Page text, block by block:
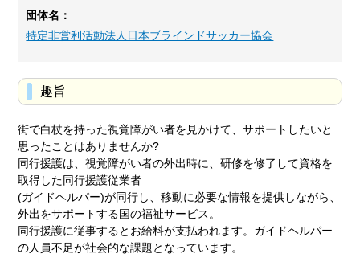
団体名：
特定非営利活動法人日本ブラインドサッカー協会
趣旨
街で白杖を持った視覚障がい者を見かけて、サポートしたいと
思ったことはありませんか?
同行援護は、視覚障がい者の外出時に、研修を修了して資格を
取得した同行援護従業者
(ガイドヘルパー)が同行し、移動に必要な情報を提供しながら、
外出をサポートする国の福祉サービス。
同行援護に従事するとお給料が支払われます。ガイドヘルパー
の人員不足が社会的な課題となっています。